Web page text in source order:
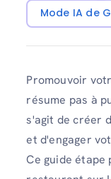
Mode IA de
Promouvoir
résume pas à
s'agit de créer
et d'engager
Ce guide